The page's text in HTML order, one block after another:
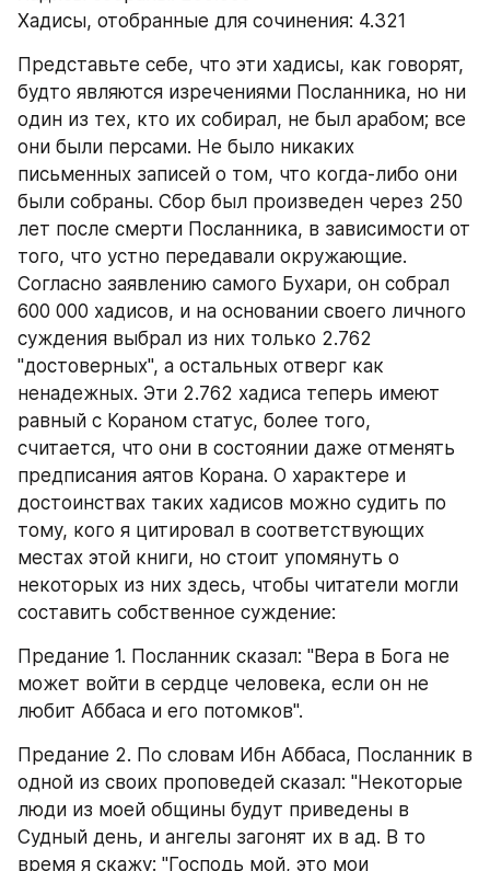
Хадисы, отобранные для сочинения: 4.321
Представьте себе, что эти хадисы, как говорят,
будто являются изречениями Посланника, но ни
один из тех, кто их собирал, не был арабом; все
они были персами. Не было никаких
письменных записей о том, что когда-либо они
были собраны. Сбор был произведен через 250
лет после смерти Посланника, в зависимости от
того, что устно передавали окружающие.
Согласно заявлению самого Бухари, он собрал
600 000 хадисов, и на основании своего личного
суждения выбрал из них только 2.762
"достоверных", а остальных отверг как
ненадежных. Эти 2.762 хадиса теперь имеют
равный с Кораном статус, более того,
считается, что они в состоянии даже отменять
предписания аятов Корана. О характере и
достоинствах таких хадисов можно судить по
тому, кого я цитировал в соответствующих
местах этой книги, но стоит упомянуть о
некоторых из них здесь, чтобы читатели могли
составить собственное суждение:
Предание 1. Посланник сказал: "Вера в Бога не
может войти в сердце человека, если он не
любит Аббаса и его потомков".
Предание 2. По словам Ибн Аббаса, Посланник в
одной из своих проповедей сказал: "Некоторые
люди из моей общины будут приведены в
Судный день, и ангелы загонят их в ад. В то
время я скажу: "Господь мой, это мои